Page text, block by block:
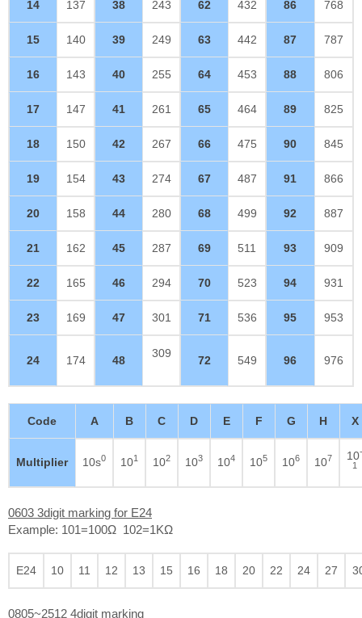
14 137 38 243 62 432 86 768
15 140 39 249 63 442 87 787
16 143 40 255 64 453 88 806
17 147 41 261 65 464 89 825
18 150 42 267 66 475 90 845
19 154 43 274 67 487 91 866
20 158 44 280 68 499 92 887
21 162 45 287 69 511 93 909
22 165 46 294 70 523 94 931
23 169 47 301 71 536 95 953
24 174 48
309
72 549 96 976
Code A B C D E F G H X
Multiplier 10s0 101 102 103 104 105 106 107 10-
1
0603 3digit marking for E24
Example: 101=100Ω 102=1KΩ
E24 10 11 12 13 15 16 18 20 22 24 27
0805~2512 4digit marking